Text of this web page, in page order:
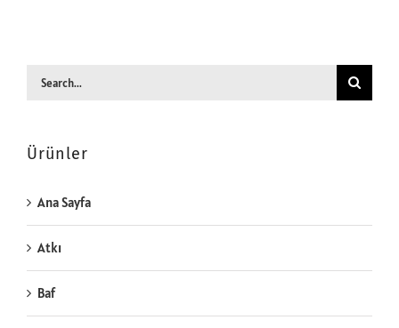
Search
Ürünler
Ana Sayfa
Atkı
Baf